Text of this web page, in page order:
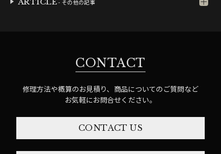
- その他の記事
CONTACT
修理方法や概算のお見積り、商品についてのご質問など
お気軽にお問合せください。
CONTACT US